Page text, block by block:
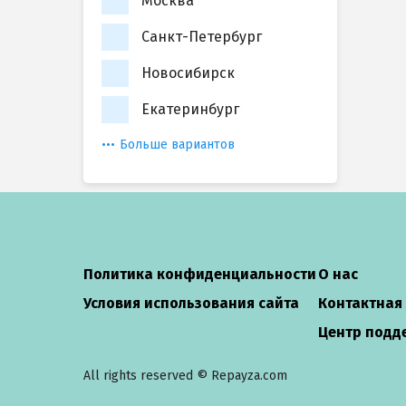
Санкт-Петербург
Новосибирск
Екатеринбург
Больше вариантов
Политика конфиденциальности
Условия использования сайта
О нас
Центр
All rights reserved © Repayza.com